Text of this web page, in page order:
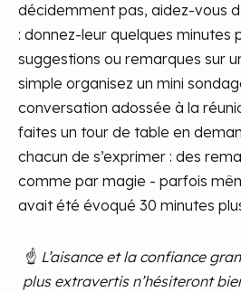
décidemment pas, aidez-vous
: donnez-leur quelques minutes
suggestions ou remarques sur
simple organisez un mini
conversation adossée à la
faites un tour de table en
chacun de s’exprimer : des
comme par magie - parfois
avait été évoqué 30 minutes
☝ L’aisance et la confiance
plus extravertis n’hésiteront